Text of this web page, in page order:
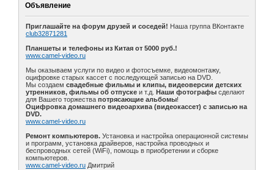
Объявление
Приглашайте на форум друзей и соседей! Наша группа ВКонтакте
club32871281
Планшеты и телефоны из Китая от 5000 руб.!
www.camel-video.ru
Мы оказываем услуги по видео и фотосъемке, видеомонтажу,
оцифровке старых кассет с последующей записью на DVD.
Мы создаем свадебные фильмы и клипы, видеоверсии детских
утренников, фильмы об отпуске и т.д. Наши фотографы сделают
для Вашего торжества потрясающие альбомы!
Оцифровка домашнего видеоархива (видеокассет) с записью на
DVD.
www.camel-video.ru
Ремонт компьютеров. Установка и настройка операционной системы
и программ, установка драйверов, настройка проводных и
беспроводных сетей (WiFi), помощь в приобретении и сборке
компьютеров.
www.camel-video.ru Дмитрий